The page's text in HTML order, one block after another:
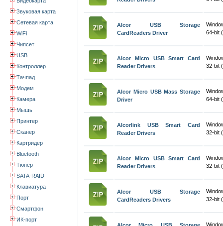
Звуковая карта
Сетевая карта
WiFi
Чипсет
USB
Контроллер
Тачпад
Модем
Камера
Мышь
Принтер
Сканер
Картридер
Bluetooth
Тюнер
SATA-RAID
Клавиатура
Порт
Смартфон
ИК-порт
Alcor USB Storage
CardReaders Driver
64-bit
Alcor Micro USB Smart Card
Reader Drivers
32-bit
Alcor Micro USB Mass Storage
Driver
64-bit
Alcorlink USB Smart Card
Reader Drivers
32-bit
Alcor Micro USB Smart Card
Reader Drivers
32-bit
Alcor USB Storage
CardReaders Drivers
32-bit